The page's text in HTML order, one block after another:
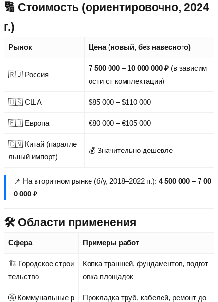
🔢 Стоимость (ориентировочно, 2024
г.)
Рынок Цена (новый, без навесного)
🇷🇺 Россия
7 500 000 – 10 000 000 ₽ (в зависим
ости от комплектации)
🇺🇸 США $85 000 – $110 000
🇪🇺 Европа €80 000 – €105 000
🇨🇳 Китай (паралле
льный импорт)
💰 Значительно дешевле
📌 На вторичном рынке (б/у, 2018–2022 гг.): 4 500 000 – 7 00
0 000 ₽
🛠️ Области применения
Сфера Примеры работ
🏗️ Городское строи
тельство
Копка траншей, фундаментов, подгот
овка площадок
🚰 Коммунальные р
Прокладка труб, кабелей, ремонт до